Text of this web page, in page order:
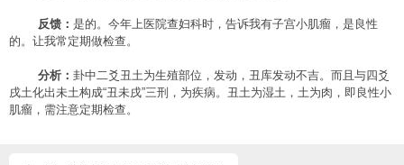
反馈： 是的。今年上医院查妇科时，告诉我有子宫小肌瘤，是良性
的。让我常定期做检查。
分析： 卦中二爻丑土为生殖部位，发动，丑库发动不吉。而且与四爻
戌土化出未土构成“丑未戌”三刑，为疾病。丑土为湿土，土为肉，即良性小
肌瘤，需注意定期检查。